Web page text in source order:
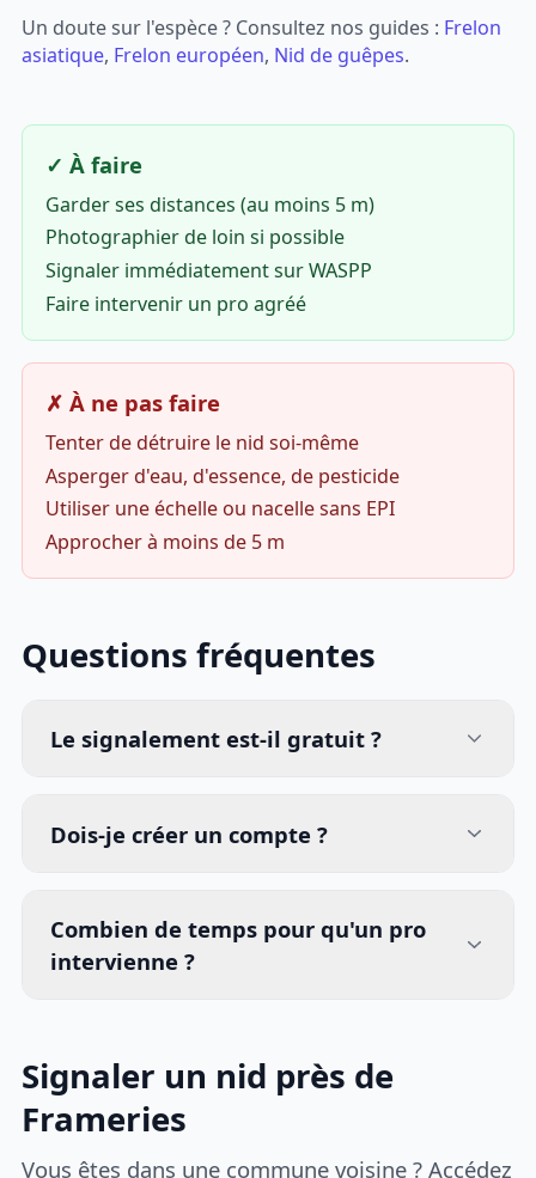
Un doute sur l'espèce ? Consultez nos guides : Frelon
asiatique, Frelon européen, Nid de guêpes.
✓ À faire
Garder ses distances (au moins 5 m)
Photographier de loin si possible
Signaler immédiatement sur WASPP
Faire intervenir un pro agréé
✗ À ne pas faire
Tenter de détruire le nid soi-même
Asperger d'eau, d'essence, de pesticide
Utiliser une échelle ou nacelle sans EPI
Approcher à moins de 5 m
Questions fréquentes
Le signalement est-il gratuit ?
Dois-je créer un compte ?
Combien de temps pour qu'un pro
intervienne ?
Signaler un nid près de
Frameries
Vous êtes dans une commune voisine ? Accédez